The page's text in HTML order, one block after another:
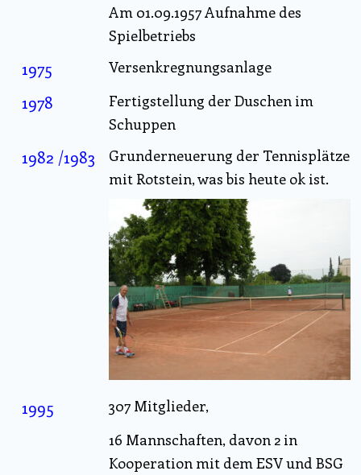
Am 01.09.1957 Aufnahme des
Spielbetriebs
1975 Versenkregnungsanlage
1978
Fertigstellung der Duschen im
Schuppen
1982 /1983
Grunderneuerung der Tennisplätze
mit Rotstein, was bis heute ok ist.
1995
307 Mitglieder,
16 Mannschaften, davon 2 in
Kooperation mit dem ESV und BSG